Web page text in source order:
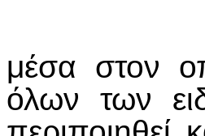
μέσα στον
όλων των